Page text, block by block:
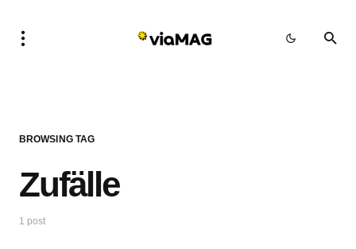
BROWSING TAG
Zufälle
1 post